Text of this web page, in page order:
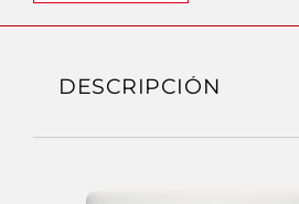
DESCRIPCIÓN